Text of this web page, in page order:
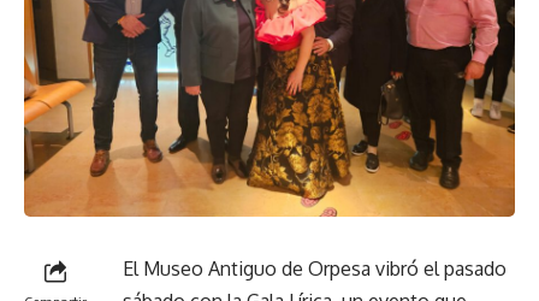
El Museo Antiguo de Orpesa vibró el pasado